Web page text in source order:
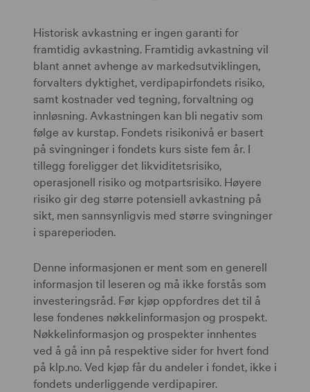
Historisk avkastning er ingen garanti for
framtidig avkastning. Framtidig avkastning vil
blant annet avhenge av markedsutviklingen,
forvalters dyktighet, verdipapirfondets risiko,
samt kostnader ved tegning, forvaltning og
innløsning. Avkastningen kan bli negativ som
følge av kurstap. Fondets risikonivå er basert
på svingninger i fondets kurs siste fem år. I
tillegg foreligger det likviditetsrisiko,
operasjonell risiko og motpartsrisiko. Høyere
risiko gir deg større potensiell avkastning på
sikt, men sannsynligvis med større svingninger
i spareperioden.
Denne informasjonen er ment som en generell
informasjon til leseren og må ikke forstås som
investeringsråd. Før kjøp oppfordres det til å
lese fondenes nøkkelinformasjon og prospekt.
Nøkkelinformasjon og prospekter innhentes
ved å gå inn på respektive sider for hvert fond
på klp.no. Ved kjøp får du andeler i fondet, ikke i
fondets underliggende verdipapirer.